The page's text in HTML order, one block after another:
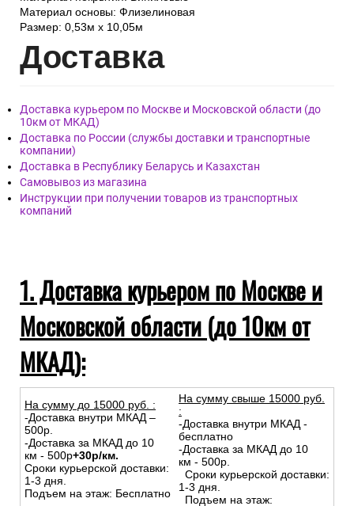
Материал основы: Флизелиновая
Размер: 0,53м x 10,05м
Доставка
Доставка курьером по Москве и Московской области (до
10км от МКАД)
Доставка по России (службы доставки и транспортные
компании)
Доставка в Республику Беларусь и Казахстан
Самовывоз из магазина
Инструкции при получении товаров из транспортных
компаний
1. Доставка курьером по Москве и
Московской области (до 10км от
МКАД):
На сумму до 15000 руб. :
-Доставка внутри МКАД –
500р.
-Доставка за МКАД до 10
км - 500р+30р/км.
Сроки курьерской доставки:
1-3 дня.
Подъем на этаж: Бесплатно
На сумму свыше 15000 руб.
:
-Доставка внутри МКАД -
бесплатно
-Доставка за МКАД до 10
км - 500р.
Сроки курьерской доставки:
1-3 дня.
Подъем на этаж: